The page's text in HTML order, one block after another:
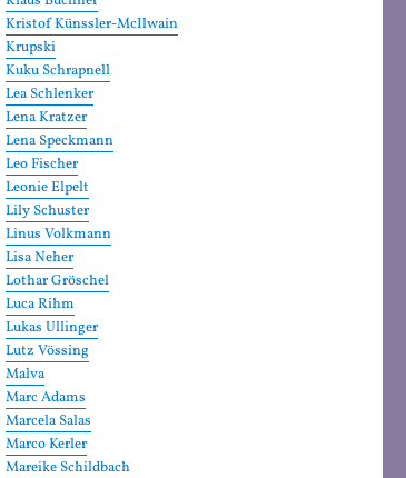
Kristof Künssler-McIlwain
Krupski
Kuku Schrapnell
Lea Schlenker
Lena Kratzer
Lena Speckmann
Leo Fischer
Leonie Elpelt
Lily Schuster
Linus Volkmann
Lisa Neher
Lothar Gröschel
Luca Rihm
Lukas Ullinger
Lutz Vössing
Malva
Marc Adams
Marcela Salas
Marco Kerler
Mareike Schildbach